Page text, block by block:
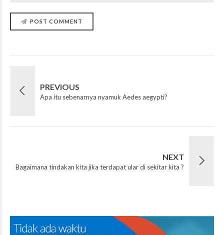
POST COMMENT
PREVIOUS
Apa itu sebenarnya nyamuk Aedes aegypti?
NEXT
Bagaimana tindakan kita jika terdapat ular di sekitar kita ?